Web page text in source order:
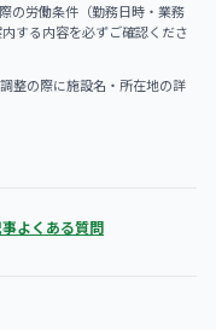
の労働条件（勤務日時・業務
する内容を必ずご確認くださ
整の際に施設名・所在地の詳
よくある質問